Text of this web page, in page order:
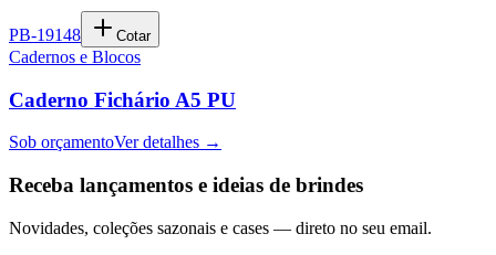
PB-19148 Cotar
Cadernos e Blocos
Caderno Fichário A5 PU
Sob orçamentoVer detalhes →
Receba lançamentos e ideias de brindes
Novidades, coleções sazonais e cases — direto no seu email.